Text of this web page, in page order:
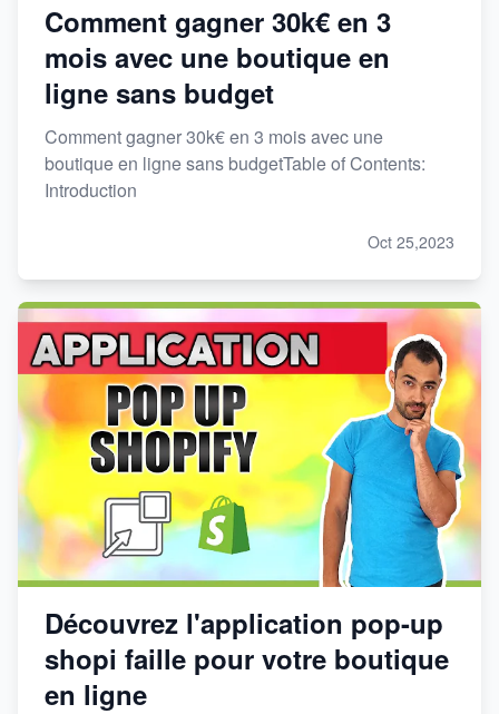
Comment gagner 30k€ en 3
mois avec une boutique en
ligne sans budget
Comment gagner 30k€ en 3 mois avec une
boutique en ligne sans budgetTable of Contents:
Introduction
Oct 25,2023
Découvrez l'application pop-up
shopi faille pour votre boutique
en ligne